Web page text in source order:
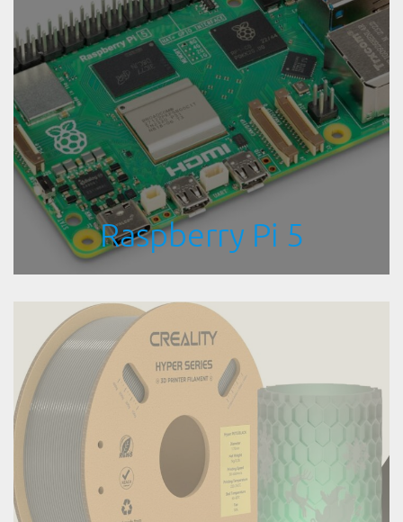
Raspberry Pi 5